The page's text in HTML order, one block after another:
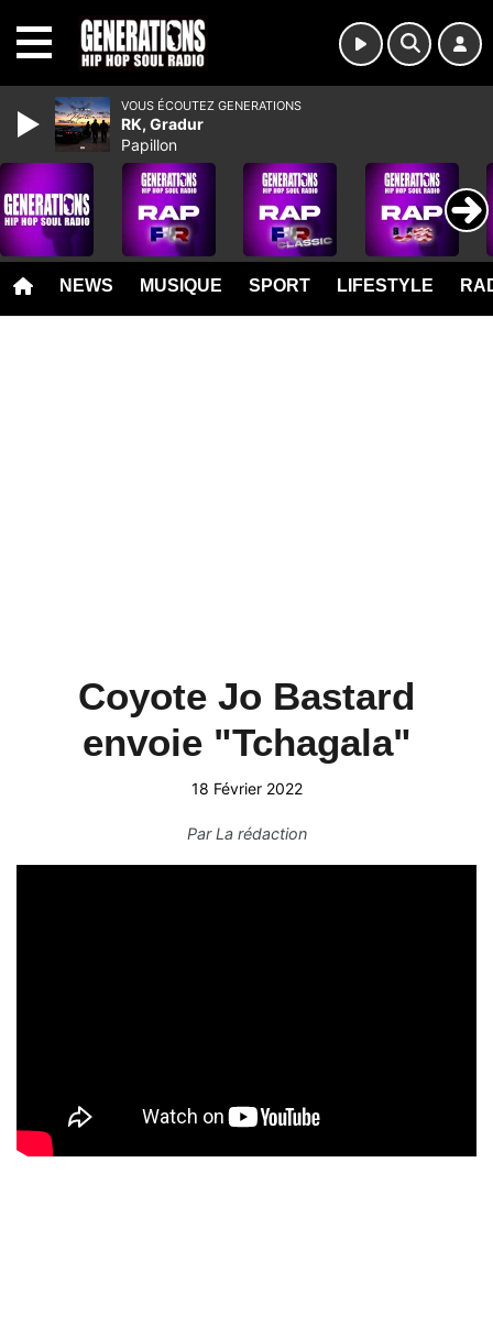
NEWS MUSIQUE SPORT LIFESTYLE
Coyote Jo Bastard
envoie "Tchagala"
18 Février 2022
ParLa rédaction
VOUS ÉCOUTEZ GENERATIONS
RK, Gradur
Papillon